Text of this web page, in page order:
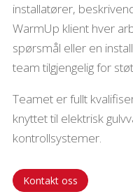
installatører,
WarmUp klient hver
spørsmål eller en
team tilgjengelig for
Teamet er fullt
knyttet til elektrisk
kontrollsystemer.
Kontakt oss